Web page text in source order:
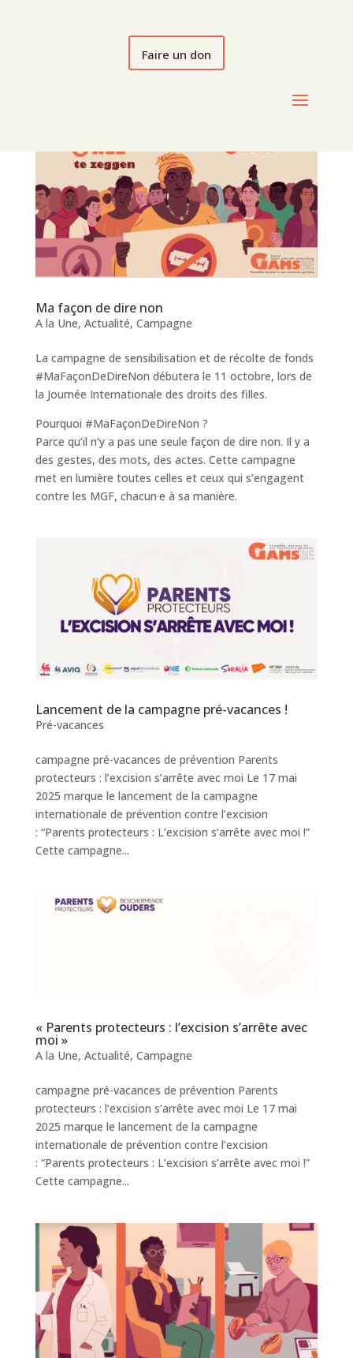
Faire un don
Ma façon de dire non
A la Une, Actualité, Campagne
La campagne de sensibilisation et de récolte de fonds
#MaFaçonDeDireNon débutera le 11 octobre, lors de
la Journée Internationale des droits des filles.
Pourquoi #MaFaçonDeDireNon ?
Parce qu’il n’y a pas une seule façon de dire non. Il y a
des gestes, des mots, des actes. Cette campagne
met en lumière toutes celles et ceux qui s’engagent
contre les MGF, chacun·e à sa manière.
Lancement de la campagne pré-vacances !
Pré-vacances
campagne pré-vacances de prévention Parents
protecteurs : l’excision s’arrête avec moi Le 17 mai
2025 marque le lancement de la campagne
internationale de prévention contre l’excision
: “Parents protecteurs : L’excision s’arrête avec moi !”
Cette campagne...
« Parents protecteurs : l’excision s’arrête avec
moi »
A la Une, Actualité, Campagne
campagne pré-vacances de prévention Parents
protecteurs : l’excision s’arrête avec moi Le 17 mai
2025 marque le lancement de la campagne
internationale de prévention contre l’excision
: “Parents protecteurs : L’excision s’arrête avec moi !”
Cette campagne...